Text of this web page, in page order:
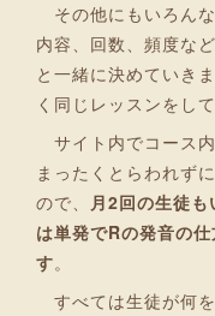
その他にもいろん
内容、回数、頻度な
と一緒に決めていき
く同じレッスンをし
サイト内でコース
まったくとらわれず
ので、 月2回の生徒
は単発でRの発音の
す。
すべては生徒が何